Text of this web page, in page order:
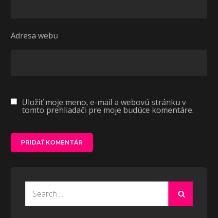
Adresa webu
Uložiť moje meno, e-mail a webovú stránku v
tomto prehliadači pre moje budúce komentáre.